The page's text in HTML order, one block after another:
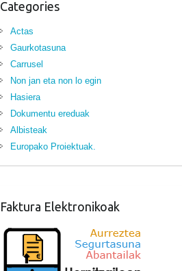
Categories
Actas
Gaurkotasuna
Carrusel
Non jan eta non lo egin
Hasiera
Dokumentu ereduak
Albisteak
Europako Proiektuak.
Faktura Elektronikoak